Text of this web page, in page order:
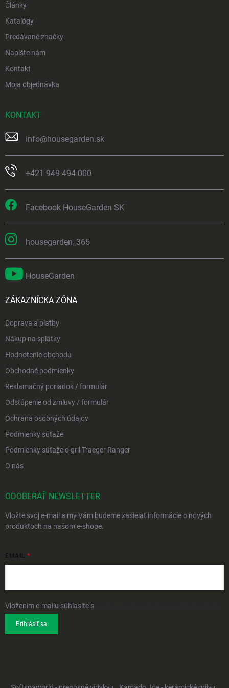
Články
Katalógy
Predávané značky
Napíšte nám
Kontakt
Moja objednávka
KONTAKT
info@housegarden.sk
+421 949 494 000
Facebook HouseGarden SK
housegarden_365
HouseGarden
ZÁKAZNÍCKA ZÓNA
Doprava a platby
Nákup na splátky
Hodnotenie obchodu
Obchodné podmienky
Reklamačný poriadok / formulár
Odstúpenie od zmluvy / formulár
Ochrana osobných údajov
Podmienky súťaže
Podmienky súťaže o gril Traeger Ranger
O nás
ODOBERAŤ NEWSLETTER
Vložte svoj e-mail a my Vám budeme zasielať informácie o nových
produktoch na našom e-shope.
EMAIL
Vložením e-mailu súhlasíte s
Prihlásiť sa